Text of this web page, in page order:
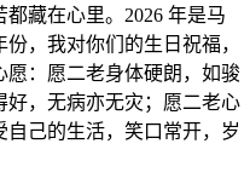
藏在心里。2026 年是马
，我对你们的生日祝福，
：愿二老身体硬朗，如骏
好，无病亦无灾；愿二老心
己的生活，笑口常开，岁